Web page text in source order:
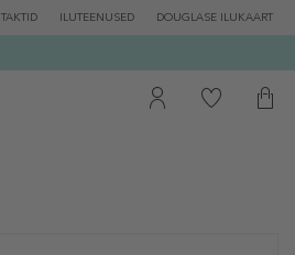
ILUTEENUSED DOUGLASE ILUKAART